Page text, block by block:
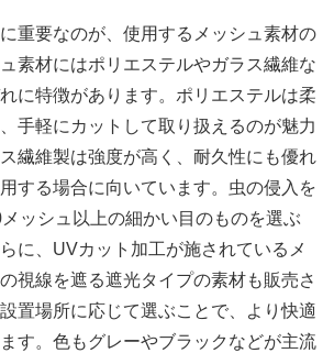
重要なのが、使用するメッシュ素材の
素材にはポリエステルやガラス繊維な
に特徴があります。ポリエステルは柔
手軽にカットして取り扱えるのが魅力
繊維製は強度が高く、耐久性にも優れ
する場合に向いています。虫の侵入を
ッシュ以上の細かい目のものを選ぶ
に、UVカット加工が施されているメ
視線を遮る遮光タイプの素材も販売さ
置場所に応じて選ぶことで、より快適
す。色もグレーやブラックなどが主流